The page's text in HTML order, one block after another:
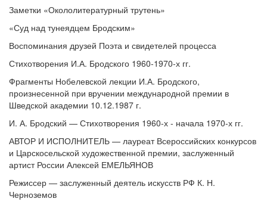
Заметки «Окололитературный трутень»
«Суд над тунеядцем Бродским»
Воспоминания друзей Поэта и свидетелей процесса
Стихотворения И.А. Бродского 1960-1970-х гг.
Фрагменты Нобелевской лекции И.А. Бродского,
произнесенной при вручении международной премии в
Шведской академии 10.12.1987 г.
И. А. Бродский — Стихотворения 1960-х - начала 1970-х гг.
АВТОР И ИСПОЛНИТЕЛЬ — лауреат Всероссийских конкурсов
и Царскосельской художественной премии, заслуженный
артист России Алексей ЕМЕЛЬЯНОВ
Режиссер — заслуженный деятель искусств РФ К. Н.
Черноземов